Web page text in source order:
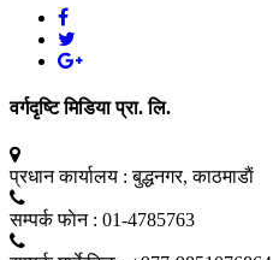
वर्गदृष्टि मिडिया प्रा. लि.
प्रधान कार्यालय : बुद्धनगर, काठमाडाैं
सम्पर्क फाेन : 01-4785763